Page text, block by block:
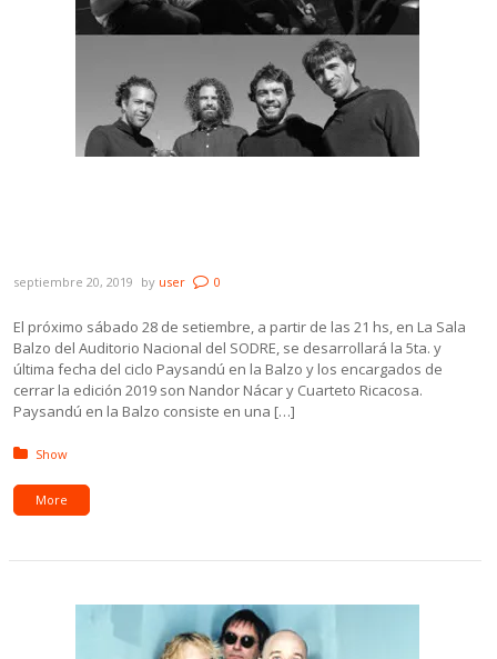
septiembre 20, 2019 by user 0
El próximo sábado 28 de setiembre, a partir de las 21 hs, en La Sala
Balzo del Auditorio Nacional del SODRE, se desarrollará la 5ta. y
última fecha del ciclo Paysandú en la Balzo y los encargados de
cerrar la edición 2019 son Nandor Nácar y Cuarteto Ricacosa.
Paysandú en la Balzo consiste en una […]
Posted in:
Show
More